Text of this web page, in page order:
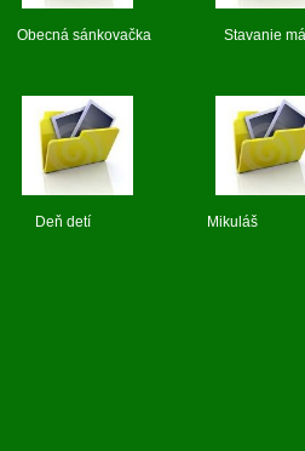
Obecná sánkovačka
Deň detí Mikuláš